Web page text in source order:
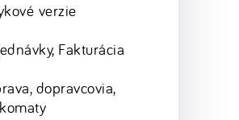
verzie
Fakturácia
dopravcovia,